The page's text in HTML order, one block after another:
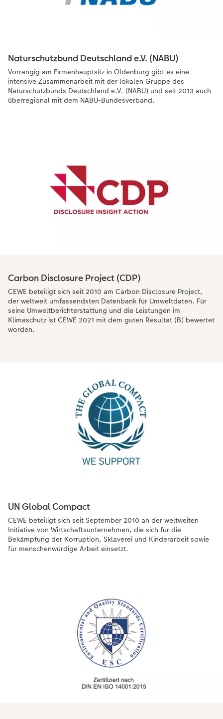
Naturschutzbund Deutschland e.V. (NABU)
Vorrangig am Firmenhauptsitz in Oldenburg gibt es eine
intensive Zusammenarbeit mit der lokalen Gruppe des
Naturschutzbunds Deutschland e.V. (NABU) und seit 2013 auch
überregional mit dem NABU-Bundesverband.
Carbon Disclosure Project (CDP)
CEWE beteiligt sich seit 2010 am Carbon Disclosure Project,
der weltweit umfassendsten Datenbank für Umweltdaten. Für
seine Umweltberichterstattung und die Leistungen im
Klimaschutz ist CEWE 2021 mit dem guten Resultat (B) bewertet
worden.
UN Global Compact
CEWE beteiligt sich seit September 2010 an der weltweiten
Initiative von Wirtschaftsunternehmen, die sich für die
Bekämpfung der Korruption, Sklaverei und Kinderarbeit sowie
für menschenwürdige Arbeit einsetzt.